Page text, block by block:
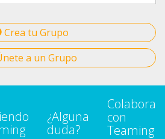
Crea tu Grupo
a un Grupo
¿Alguna
duda?
Colabora
con
Teaming